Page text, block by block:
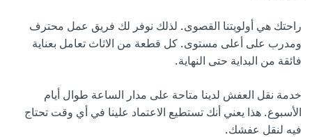
راحتك هي أولويتنا القصوى. لذلك نوفر لك فريق عمل محترف
ومدرب على أعلى مستوى. كل قطعة من الاثاث تعامل بعناية
فائقة من البداية حتى النهاية.
خدمة نقل العفش لدينا متاحة على مدار الساعة طوال أيام
الأسبوع. هذا يعني أنك تستطيع الاعتماد علينا في أي وقت تحتاج
فيه لنقل عفشك.